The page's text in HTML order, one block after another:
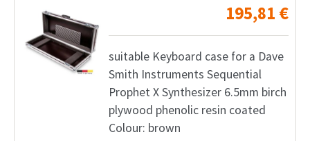
195,81 €
suitable Keyboard case for a Dave
Smith Instruments Sequential
Prophet X Synthesizer 6.5mm birch
plywood phenolic resin coated
Colour: brown